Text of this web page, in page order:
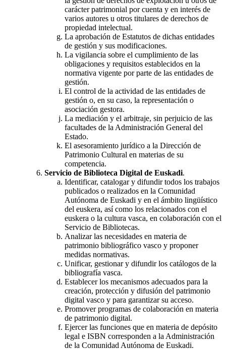
carácter patrimonial por cuenta y en interés de
varios autores u otros titulares de derechos de
propiedad intelectual.
La aprobación de Estatutos de dichas entidades
de gestión y sus modificaciones.
La vigilancia sobre el cumplimiento de las
obligaciones y requisitos establecidos en la
normativa vigente por parte de las entidades de
gestión.
El control de la actividad de las entidades de
gestión o, en su caso, la representación o
asociación gestora.
La mediación y el arbitraje, sin perjuicio de las
facultades de la Administración General del
Estado.
El asesoramiento jurídico a la Dirección de
Patrimonio Cultural en materias de su
competencia.
Servicio de Biblioteca Digital de Euskadi.
Identificar, catalogar y difundir todos los trabajos
publicados o realizados en la Comunidad
Autónoma de Euskadi y en el ámbito lingüístico
del euskera, así como los relacionados con el
euskera o la cultura vasca, en colaboración con el
Servicio de Bibliotecas.
Analizar las necesidades en materia de
patrimonio bibliográfico vasco y proponer
medidas normativas.
Unificar, gestionar y difundir los catálogos de la
bibliografía vasca.
Establecer los mecanismos adecuados para la
creación, protección y difusión del patrimonio
digital vasco y para garantizar su acceso.
Promover programas de colaboración en materia
de patrimonio digital.
Ejercer las funciones que en materia de depósito
legal e ISBN corresponden a la Administración
de la Comunidad Autónoma de Euskadi.